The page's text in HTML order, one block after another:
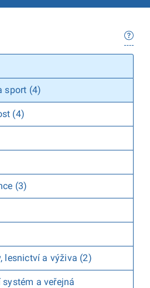
sport (4)
(4)
(3)
lesnictví a výživa (2)
a veřejná